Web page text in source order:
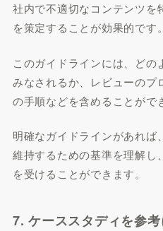
社内で不適切なコンテンツを
を策定することが効果的です。
このガイドラインには、どの
みなされるか、レビューのプ
の手順などを含めることがで
明確なガイドラインがあれば
維持するための基準を理解し
を受けることができます。
7. ケーススタディを参